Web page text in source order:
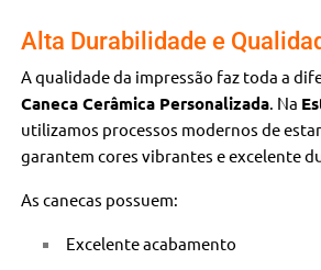
Alta Durabilidade e
A qualidade da impressão faz toda a
Caneca Cerâmica Personalizada . Na
utilizamos processos modernos de
garantem cores vibrantes e excelente
As canecas possuem:
Excelente acabamento